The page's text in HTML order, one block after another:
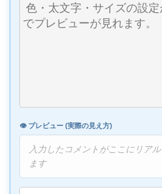
👁️ プレビュー (実際の見え方)
入力したコメントがここにリア
ます